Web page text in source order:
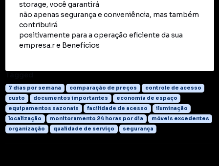
storage, você garantirá
não apenas segurança e conveniência, mas também
contribuirá
positivamente para a operação eficiente da sua
empresa.r e Benefícios
7 dias por semana comparação de preços
controle de acesso
custo
documentos importantes
economia de espaço
equipamentos sazonais
facilidade de acesso
iluminação
localização
monitoramento 24 horas por dia
móveis excedentes
organização
qualidade de serviço segurança